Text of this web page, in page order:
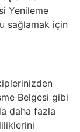
Yenileme
sağlamak için
Belgesi gibi
daha fazla